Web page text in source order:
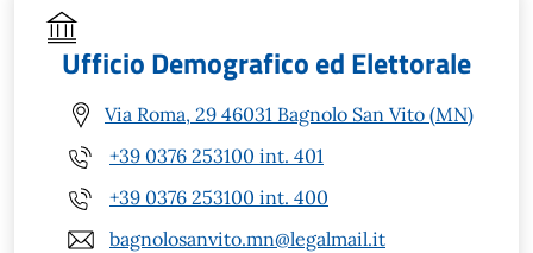
Ufficio Demografico ed Elettorale
Via Roma, 29 46031 Bagnolo San Vito (MN)
+39 0376 253100 int. 401
+39 0376 253100 int. 400
bagnolosanvito.mn@legalmail.it